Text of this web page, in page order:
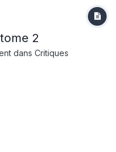
2
dans Critiques